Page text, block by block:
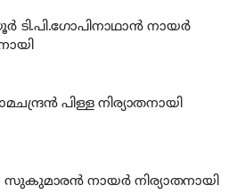
ടി.പി.ഗോപിനാഥാന്‍ നായര്‍
പിള്ള നിര്യാതനായി
സുകുമാരന്‍ നായര്‍ നിര്യാതനായി